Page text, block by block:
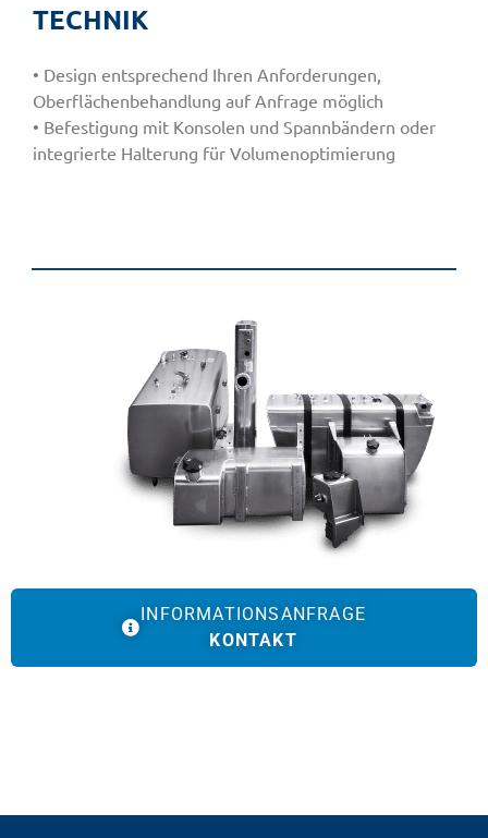
TECHNIK
• Design entsprechend Ihren Anforderungen,
Oberflächenbehandlung auf Anfrage möglich
• Befestigung mit Konsolen und Spannbändern oder
integrierte Halterung für Volumenoptimierung
INFORMATIONSANFRAGE
KONTAKT